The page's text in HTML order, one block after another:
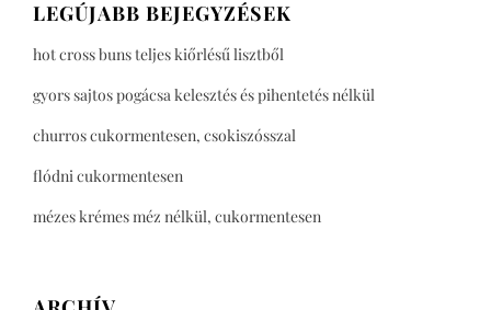
LEGÚJABB BEJEGYZÉSEK
hot cross buns teljes kiőrlésű lisztből
gyors sajtos pogácsa kelesztés és pihentetés nélkül
churros cukormentesen, csokiszósszal
flódni cukormentesen
mézes krémes méz nélkül, cukormentesen